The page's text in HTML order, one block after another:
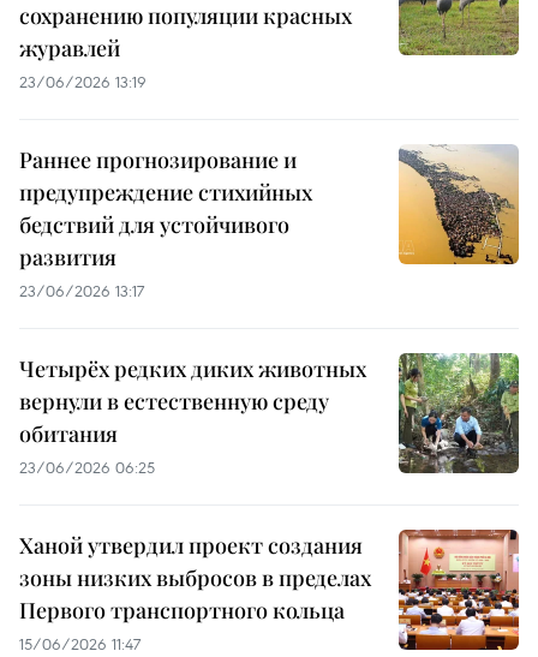
сохранению популяции красных
журавлей
23/06/2026 13:19
Раннее прогнозирование и
предупреждение стихийных
бедствий для устойчивого
развития
23/06/2026 13:17
Четырёх редких диких животных
вернули в естественную среду
обитания
23/06/2026 06:25
Ханой утвердил проект создания
зоны низких выбросов в пределах
Первого транспортного кольца
15/06/2026 11:47